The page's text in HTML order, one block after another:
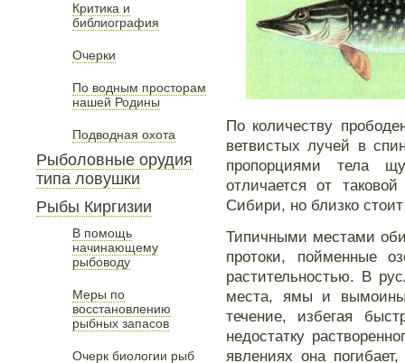
Критика и
библиография
Очерки
По водным просторам
нашей Родины
Подводная охота
Рыболовные орудия
типа ловушки
Рыбы Киргизии
В помощь
начинающему
рыбоводу
Меры по
восстановлению
рыбных запасов
Очерк биологии рыб
По количеству
ветвистых лучей в
пропорциями тела
отличается от
Сибири, но близко
Типичными местами
протоки, пойменные
растительностью. В
места, ямы и вымоины
течение, избегая
недостатку
явлениях она